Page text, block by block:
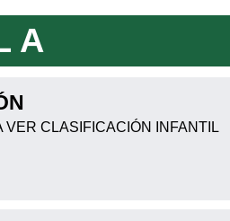
A
VER CLASIFICACIÓN INFANTIL